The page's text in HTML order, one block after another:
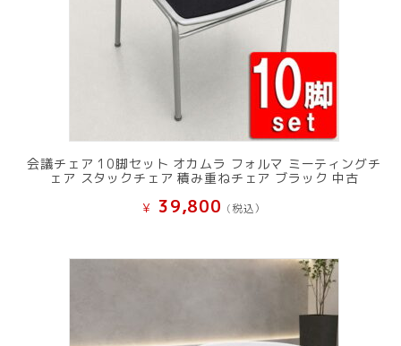
会議チェア 10脚セット オカムラ フォルマ ミーティングチ
ェア スタックチェア 積み重ねチェア ブラック 中古
¥ 39,800 (税込）